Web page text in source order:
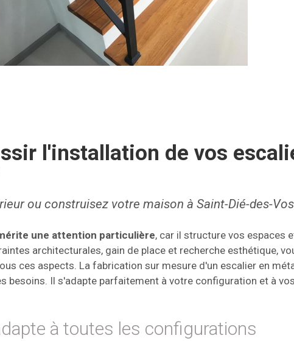
l'installation de vos
ou construisez votre maison à Saint-Dié-des-
une attention particulière, car il structure vos espaces
architecturales, gain de place et recherche esthétique,
ces aspects. La fabrication sur mesure d'un escalier en
besoins. Il s'adapte parfaitement à votre configuration et à
à toutes les configurations